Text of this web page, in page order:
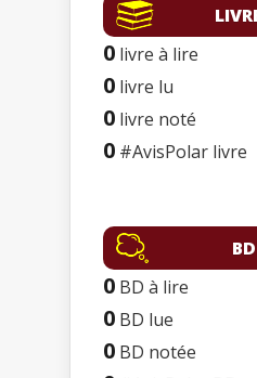
0 livre à lire
0 livre lu
0 livre noté
0 #AvisPolar livre
BD
0 BD à lire
0 BD lue
0 BD notée